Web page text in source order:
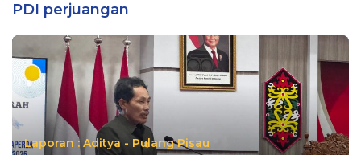
PDI perjuangan
Laporan : Aditya - Pulang Pisau